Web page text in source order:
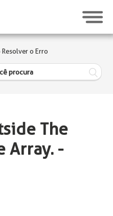
Resolver o Erro
The
Array. -